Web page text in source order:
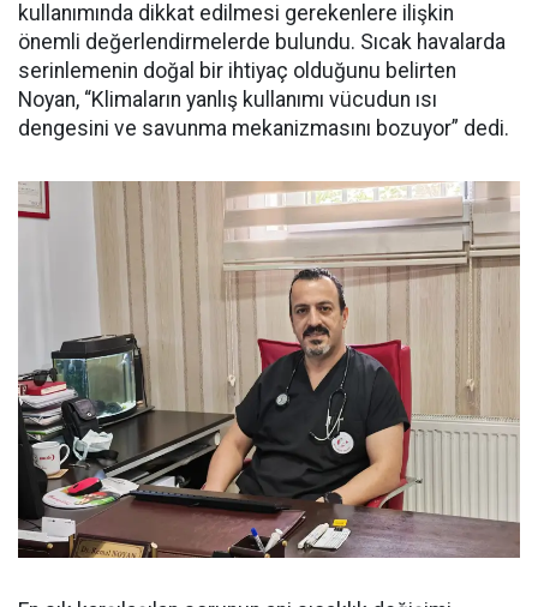
kullanımında dikkat edilmesi gerekenlere ilişkin
önemli değerlendirmelerde bulundu. Sıcak havalarda
serinlemenin doğal bir ihtiyaç olduğunu belirten
Noyan, “Klimaların yanlış kullanımı vücudun ısı
dengesini ve savunma mekanizmasını bozuyor” dedi.